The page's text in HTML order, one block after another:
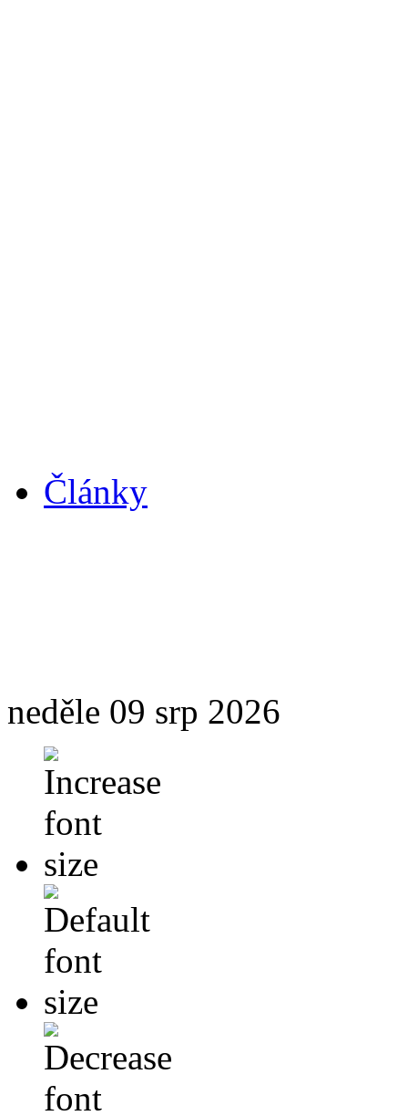
Články
neděle 09 srp 2026